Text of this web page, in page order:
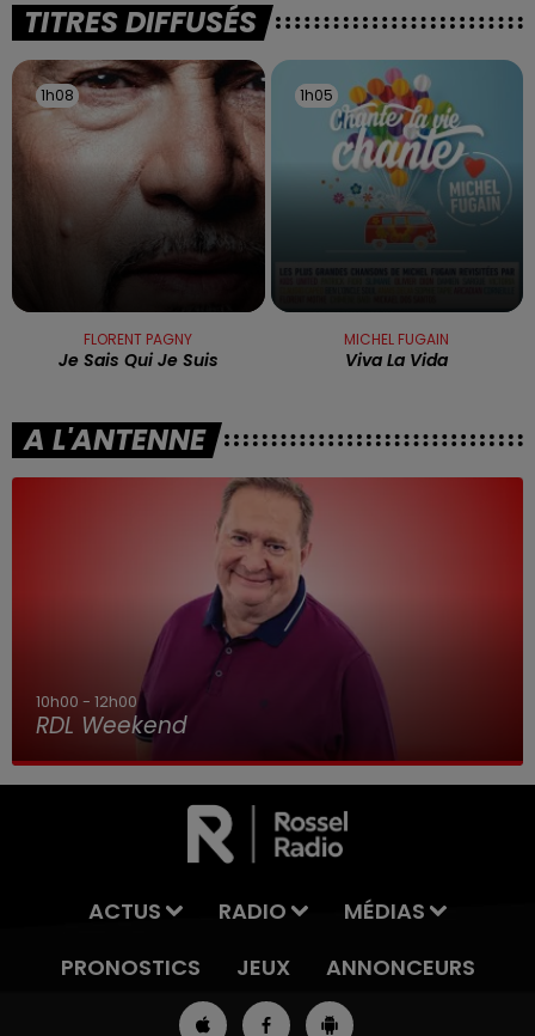
TITRES DIFFUSÉS
1h08
1h08
FLORENT PAGNY
Je Sais Qui Je Suis
1h05
1h05
MICHEL FUGAIN
Viva La Vida
A L'ANTENNE
10h00 - 12h00
RDL Weekend
ACTUS RADIO
MÉDIAS
PRONOSTICS
JEUX ANNONCEURS